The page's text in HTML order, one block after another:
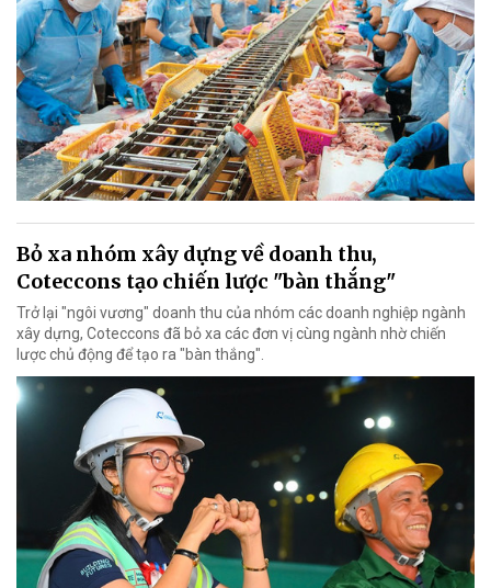
Bỏ xa nhóm xây dựng về doanh thu,
Coteccons tạo chiến lược "bàn thắng"
Trở lại "ngôi vương" doanh thu của nhóm các doanh nghiệp ngành
xây dựng, Coteccons đã bỏ xa các đơn vị cùng ngành nhờ chiến
lược chủ động để tạo ra "bàn thắng".